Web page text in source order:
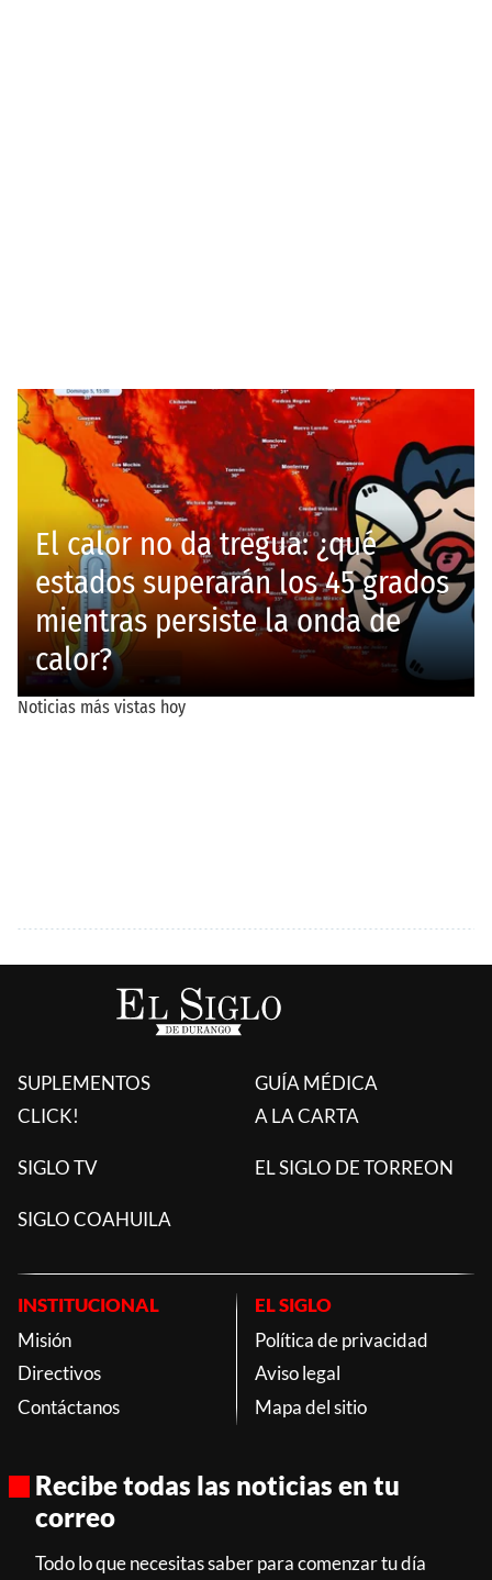
SUPLEMENTOS
CLICK!
GUÍA MÉDICA
A LA CARTA
SIGLO TV EL SIGLO DE TORREON
SIGLO COAHUILA
INSTITUCIONAL
Misión
Directivos
Contáctanos
EL SIGLO
Política de privacidad
Aviso legal
Mapa del sitio
Recibe todas las noticias en tu
correo
Todo lo que necesitas saber para comenzar tu día